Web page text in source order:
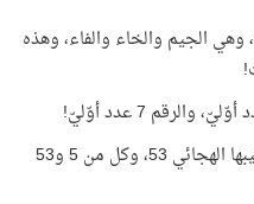
وهي الجيم والخاء والفاء، وهذه
هذه الأحرف مجموعها 5، ومجموع ترتيبها الهجائي 53، وكل من 5 و53